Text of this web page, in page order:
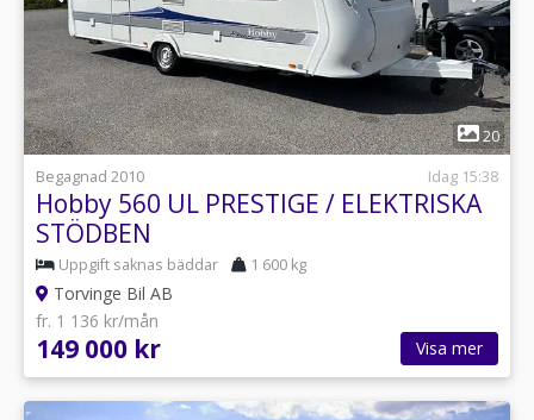
1
20
Begagnad 2010
Idag 15:38
Hobby 560 UL PRESTIGE / ELEKTRISKA
STÖDBEN
Uppgift saknas bäddar 1 600 kg
Torvinge Bil AB
fr. 1 136 kr/mån
149 000 kr Visa mer